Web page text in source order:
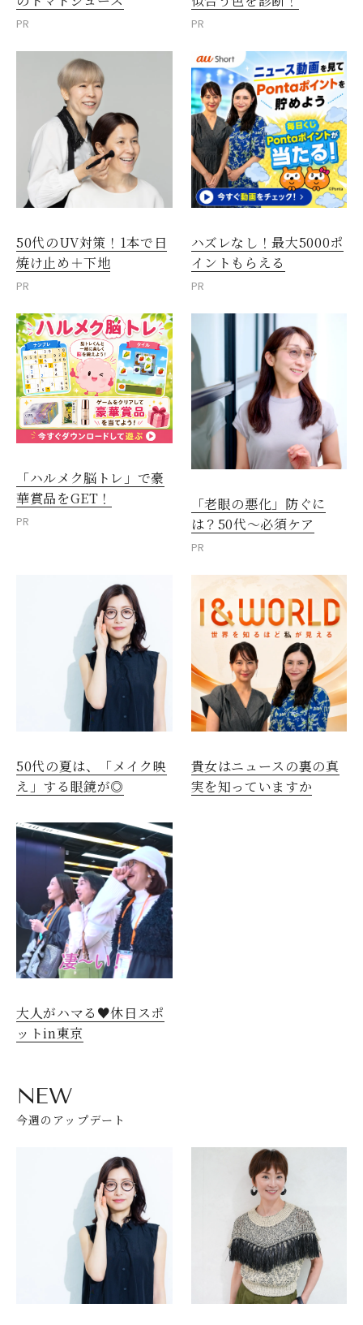
PR PR
50代のUV対策！1本で日
焼け止め＋下地
PR
ハズレなし！最大5000ポ
イントもらえる
PR
「ハルメク脳トレ」で豪
華賞品をGET！
PR
「老眼の悪化」防ぐに
は？50代～必須ケア
PR
50代の夏は、「メイク映
え」する眼鏡が◎
貴女はニュースの裏の真
実を知っていますか
大人がハマる♥休日スポ
ットin東京
NEW
今週のアップデート